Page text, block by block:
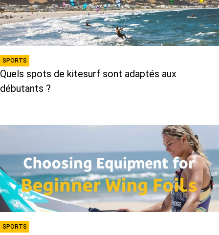
SPORTS
Quels spots de kitesurf sont adaptés aux
débutants ?
SPORTS